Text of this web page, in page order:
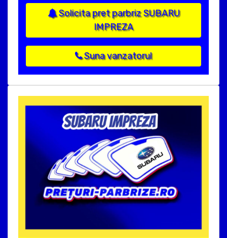
Solicita pret parbriz SUBARU
IMPREZA
Suna vanzatorul